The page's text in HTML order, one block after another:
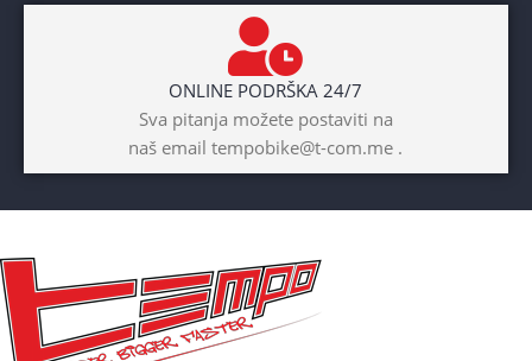
BICIKLI-KOČNICE
Disk mehanički
ONLINE PODRŠKA 24/7
Sva pitanja možete postaviti na
naš email tempobike@t-com.me .